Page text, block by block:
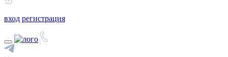
вход регистрация